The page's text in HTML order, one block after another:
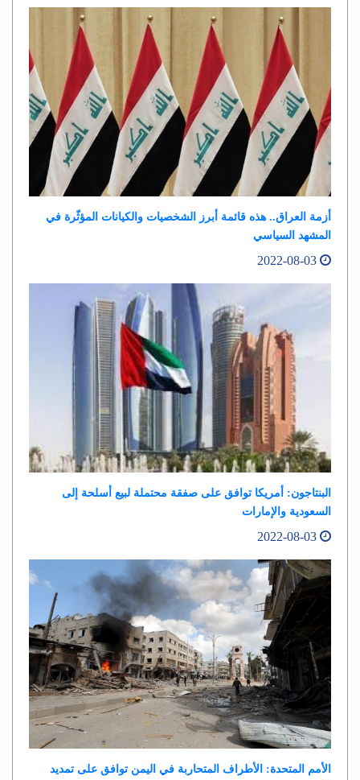
أزمة العراق.. هذه قائمة أبرز الشخصيات والكيانات المؤثّرة في
المشهد السياسي
البنتاجون: أمريكا توافق على صفقة محتملة لبيع أسلحة إلى
السعودية والإمارات
الأمم المتحدة: الأطراف المتحاربة في اليمن توافق على تمديد